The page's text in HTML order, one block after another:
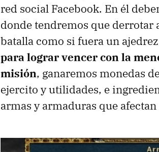
red social Facebook. En él
donde tendremos que derrotar
batalla como si fuera un
para lograr vencer con la
misión, ganaremos monedas
ejercito y utilidades, e
armas y armaduras que